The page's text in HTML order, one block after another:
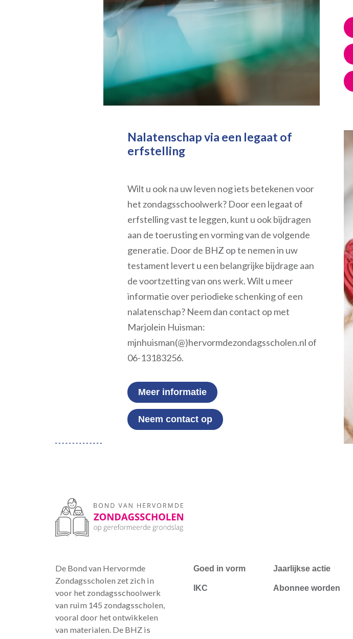
Nalatenschap via een legaat of
erfstelling
Wilt u ook na uw leven nog iets betekenen voor
het zondagsschoolwerk? Door een legaat of
erfstelling vast te leggen, kunt u ook bijdragen
aan de toerusting en vorming van de volgende
generatie. Door de BHZ op te nemen in uw
testament levert u een belangrijke bijdrage aan
de voortzetting van ons werk. Wilt u meer
informatie over periodieke schenking of een
nalatenschap? Neem dan contact op met
Marjolein Huisman:
mjnhuisman(@)hervormdezondagsscholen.nl of
06-13183256.
Meer informatie
Neem contact op
De Bond van Hervormde
Zondagsscholen zet zich in
voor het zondagsschoolwerk
van ruim 145 zondagsscholen,
vooral door het ontwikkelen
van materialen. De BHZ is
Goed in vorm Jaarlijkse actie
IKC Abonnee worden